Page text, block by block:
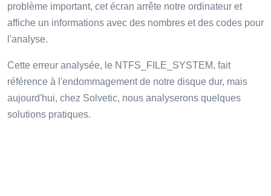
problème important, cet écran arrête notre ordinateur et
affiche un informations avec des nombres et des codes pour
l'analyse.
Cette erreur analysée, le NTFS_FILE_SYSTEM, fait
référence à l'endommagement de notre disque dur, mais
aujourd'hui, chez Solvetic, nous analyserons quelques
solutions pratiques.